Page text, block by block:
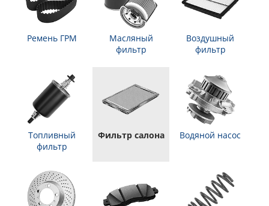
Ремень ГРМ
Масляный
фильтр
Воздушный
фильтр
Топливный
фильтр
Фильтр салона Водяной насос